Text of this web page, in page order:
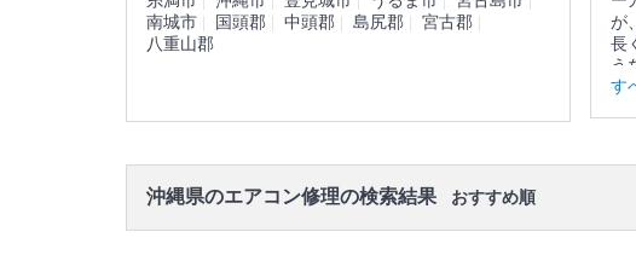
南城市
国頭郡 中頭郡 島尻郡
宮古郡
八重山郡
が
長
う
が
す
沖縄県のエアコン修理の検索結果 おすすめ順